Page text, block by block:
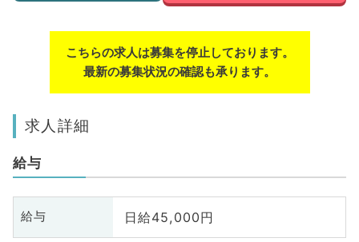
こちらの求人は募集を停止しております。
最新の募集状況の確認も承ります。
求人詳細
給与
給与 日給45,000円